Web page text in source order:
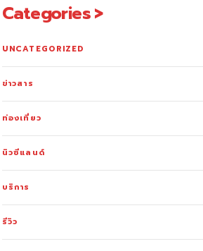
Categories
UNCATEGORIZED
ข่าวสาร
ท่องเที่ยว
นิวซีแลนด์
บริการ
รีวิว